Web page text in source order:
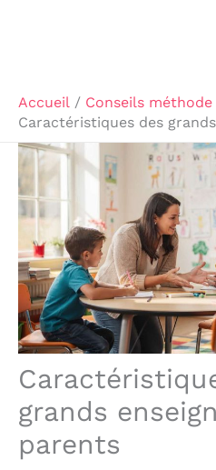
Accueil
Conseils
Caractéristiques des
grands
parents